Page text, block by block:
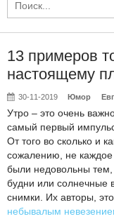
13 примеров
настоящему
30-11-2019 Юмор
Утро – это очень
самый первый
От того во сколько и
сожалению, не
были недовольны тем,
будни или солнечные
снимки. Их авторы,
небывалым